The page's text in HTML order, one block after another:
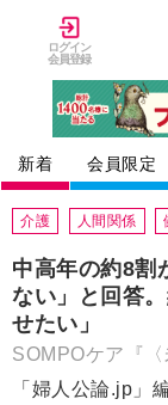
ログイン
会員登録
新着 会員限定
介護 人間関係
中高年の約8割
ない」と回答
せたい」
SOMPOケア『〈
「婦人公論.jp」